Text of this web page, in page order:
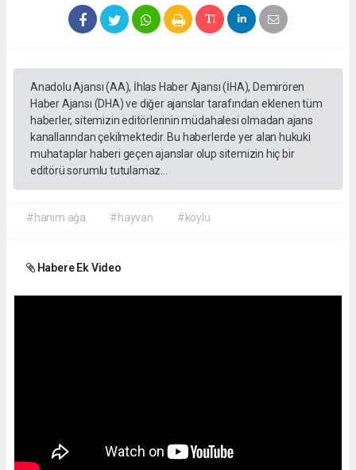
Anadolu Ajansı (AA), İhlas Haber Ajansı (İHA), Demirören
Haber Ajansı (DHA) ve diğer ajanslar tarafından eklenen tüm
haberler, sitemizin editörlerinin müdahalesi olmadan ajans
kanallarından çekilmektedir. Bu haberlerde yer alan hukuki
muhataplar haberi geçen ajanslar olup sitemizin hiç bir
editörü sorumlu tutulamaz...
#hanım ağa #hayvan #köylü
Habere Ek Video